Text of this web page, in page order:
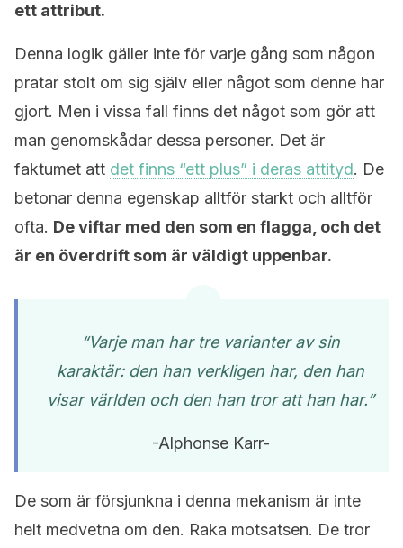
ett attribut.
Denna logik gäller inte för varje gång som någon
pratar stolt om sig själv eller något som denne har
gjort. Men i vissa fall finns det något som gör att
man genomskådar dessa personer. Det är
faktumet att det finns “ett plus” i deras attityd. De
betonar denna egenskap alltför starkt och alltför
ofta. De viftar med den som en flagga, och det
är en överdrift som är väldigt uppenbar.
“Varje man har tre varianter av sin
karaktär: den han verkligen har, den han
visar världen och den han tror att han har.”
-Alphonse Karr-
De som är försjunkna i denna mekanism är inte
helt medvetna om den. Raka motsatsen. De tror